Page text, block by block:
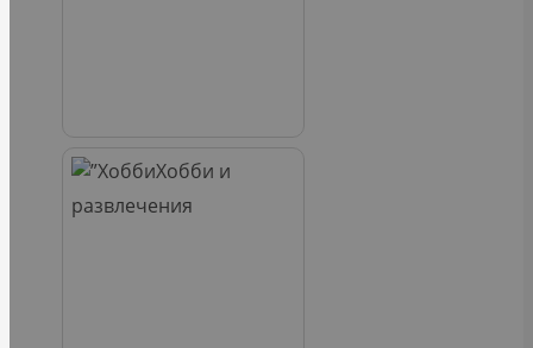
Хобби и
развлечения